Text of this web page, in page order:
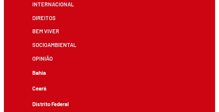
INTERNACIONAL
DIREITOS
BEM VIVER
SOCIOAMBIENTAL
OPINIÃO
Bahia
Ceará
Distrito Federal